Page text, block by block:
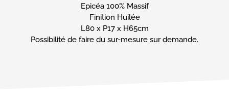
Message
(Nécessaire)
Epicéa 100% Massif
Finition Huilée
L80 x P17 x H65cm
Possibilité de faire du sur-mesure sur demande.